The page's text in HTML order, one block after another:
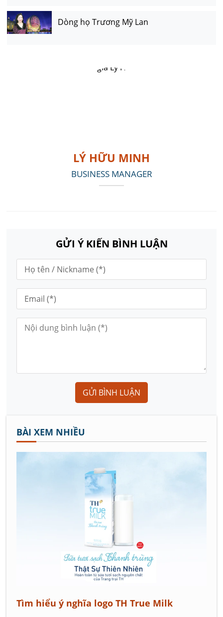
Dòng họ Trương Mỹ Lan
LÝ HỮU MINH
BUSINESS MANAGER
GỬI Ý KIẾN BÌNH LUẬN
GỬI BÌNH LUẬN
BÀI XEM NHIỀU
Tìm hiểu ý nghĩa logo TH True Milk